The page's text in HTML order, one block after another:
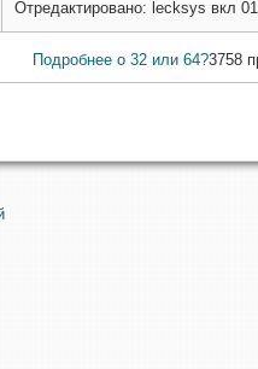
Отредактировано: lecksys вкл
Подробнее о 32 или 64?3758